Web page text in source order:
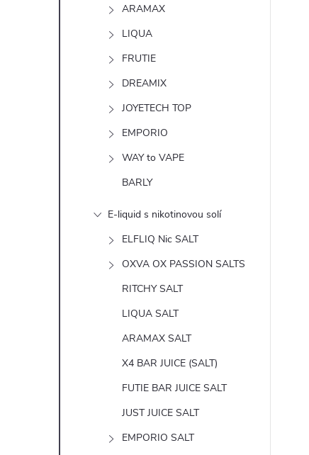
ARAMAX
LIQUA
FRUTIE
DREAMIX
JOYETECH TOP
EMPORIO
WAY to VAPE
BARLY
E-liquid s nikotinovou solí
ELFLIQ Nic SALT
OXVA OX PASSION SALTS
RITCHY SALT
LIQUA SALT
ARAMAX SALT
X4 BAR JUICE (SALT)
FUTIE BAR JUICE SALT
JUST JUICE SALT
EMPORIO SALT